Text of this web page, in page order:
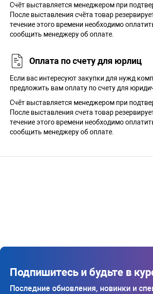
Cчёт выставляется менеджером при
После выставления счёта товар
течение этого времени необходимо
сообщить менеджеру об оплате.
Оплата по счету для юрлиц
Если вас интересуют закупки для нужд
предложить вам оплату по счету для
Счёт выставляется менеджером при
После выставления счета товар
течение этого времени необходимо
сообщить менеджеру об оплате.
Подпишитесь и будьте в
Последние обновления, новинки и